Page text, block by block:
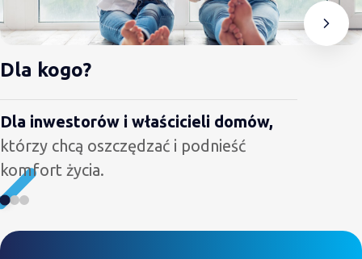
Dla kogo?
Dla inwestorów i właścicieli domów,
którzy chcą oszczędzać i podnieść
komfort życia.